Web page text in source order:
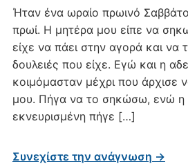
Ήταν ένα ωραίο πρωινό
πρωί. Η μητέρα μου είπε να
είχε να πάει στην αγορά και να
δουλειές που είχε. Εγώ και η
κοιμόμασταν μέχρι που άρχισε
μου. Πήγα να το σηκώσω, ενώ η
εκνευρισμένη πήγε […]
Συνεχίστε την ανάγνωση →